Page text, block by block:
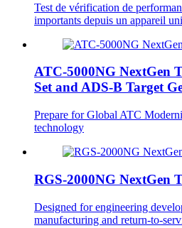
Test de vérification de
importants depuis un appareil
ATC-5000NG NextGen
Set and ADS-B Target
Prepare for Global ATC
technology
RGS-2000NG NextGen
Designed for engineering
manufacturing and return-to-